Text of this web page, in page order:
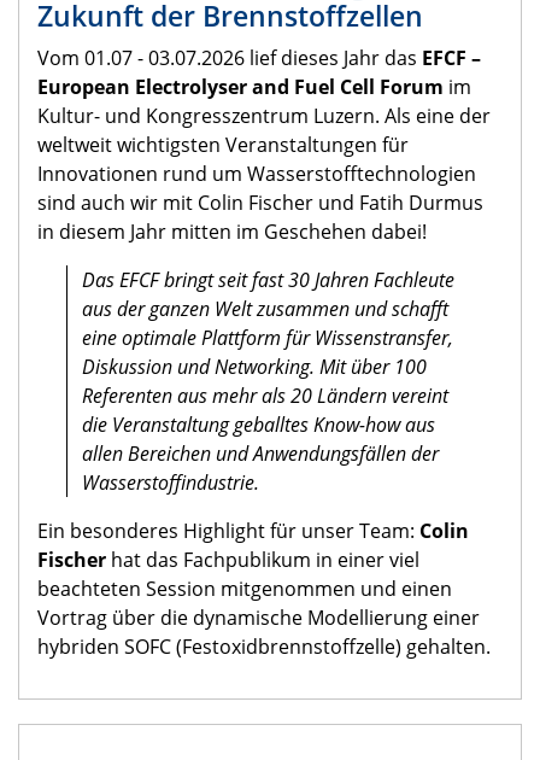
Zukunft der Brennstoffzellen
Vom 01.07 - 03.07.2026 lief dieses Jahr das EFCF –
European Electrolyser and Fuel Cell Forum im
Kultur- und Kongresszentrum Luzern. Als eine der
weltweit wichtigsten Veranstaltungen für
Innovationen rund um Wasserstofftechnologien
sind auch wir mit Colin Fischer und Fatih Durmus
in diesem Jahr mitten im Geschehen dabei!
Das EFCF bringt seit fast 30 Jahren Fachleute
aus der ganzen Welt zusammen und schafft
eine optimale Plattform für Wissenstransfer,
Diskussion und Networking. Mit über 100
Referenten aus mehr als 20 Ländern vereint
die Veranstaltung geballtes Know-how aus
allen Bereichen und Anwendungsfällen der
Wasserstoffindustrie.
Ein besonderes Highlight für unser Team: Colin
Fischer hat das Fachpublikum in einer viel
beachteten Session mitgenommen und einen
Vortrag über die dynamische Modellierung einer
hybriden SOFC (Festoxidbrennstoffzelle) gehalten.